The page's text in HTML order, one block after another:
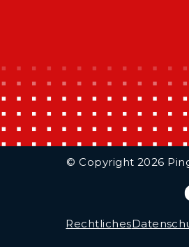
© Copyright 2026
Rechtliches